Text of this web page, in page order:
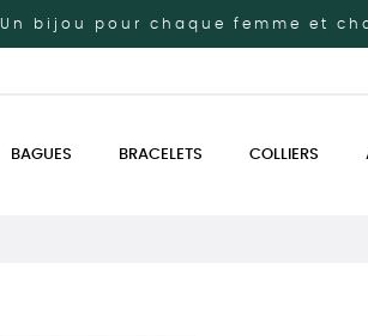
Un bijou pour chaque femme et
BAGUES BRACELETS COLLIERS